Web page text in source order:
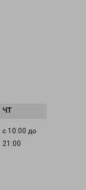
с 10:00 до
21:00